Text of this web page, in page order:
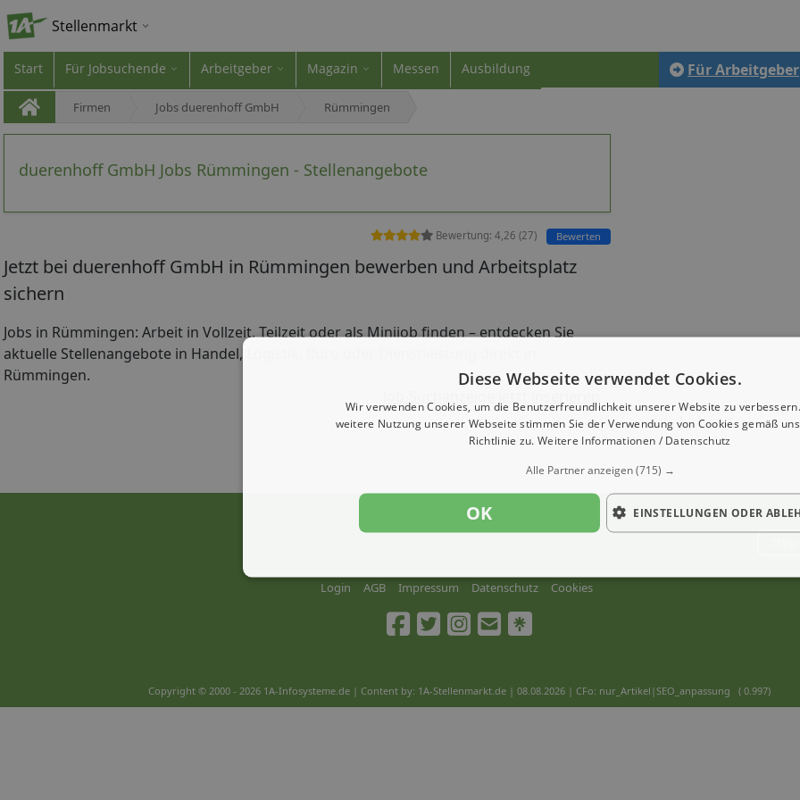
Stellenmarkt
Start Für Jobsuchende Arbeitgeber Magazin Messen Ausbildung Für Arbeitgeber
Firmen Jobs duerenhoff GmbH Rümmingen
duerenhoff GmbH Jobs Rümmingen - Stellenangebote
Bewertung: 4,26 (27) Bewerten
Jetzt bei duerenhoff GmbH in Rümmingen bewerben und Arbeitsplatz
sichern
Jobs in Rümmingen: Arbeit in Vollzeit, Teilzeit oder als Minijob finden – entdecken Sie
aktuelle Stellenangebote in Handel, Logistik, Büro oder Dienstleistung direkt in
Rümmingen.
Login AGB Impressum Datenschutz Cookies
Copyright © 2000 - 2026 1A-Infosysteme.de | Content by: 1A-Stellenmarkt.de | 08.08.2026 | CFo: nur_Artikel|SEO_anpassung ( 0.997)
Diese Webseite verwendet Cookies.
Wir verwenden Cookies, um die Benutzerfreundlichkeit unserer Website zu
weitere Nutzung unserer Webseite stimmen Sie der Verwendung von Cookies gemäß
Richtlinie zu. Weitere Informationen / Datenschutz
Alle Partner anzeigen(715) →
OK EINSTELLUNGEN ODER